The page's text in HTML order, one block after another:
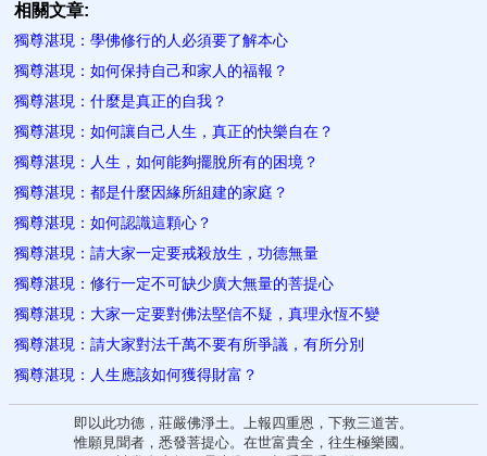
相關文章:
獨尊湛現：學佛修行的人必須要了解本心
獨尊湛現：如何保持自己和家人的福報？
獨尊湛現：什麼是真正的自我？
獨尊湛現：如何讓自己人生，真正的快樂自在？
獨尊湛現：人生，如何能夠擺脫所有的困境？
獨尊湛現：都是什麼因緣所組建的家庭？
獨尊湛現：如何認識這顆心？
獨尊湛現：請大家一定要戒殺放生，功德無量
獨尊湛現：修行一定不可缺少廣大無量的菩提心
獨尊湛現：大家一定要對佛法堅信不疑，真理永恆不變
獨尊湛現：請大家對法千萬不要有所爭議，有所分別
獨尊湛現：人生應該如何獲得財富？
即以此功德，莊嚴佛淨土。上報四重恩，下救三道苦。
惟願見聞者，悉發菩提心。在世富貴全，往生極樂國。